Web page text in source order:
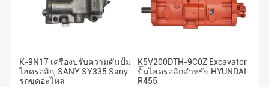
K-9N17 เครื่องปรับความดันปั๊ม
ไฮดรอลิก, SANY SY335 Sany
รถขุดอะไหล่
K5V200DTH-9C0Z Excavator
ปั๊มไฮดรอลิกสำหรับ HYUNDAI
R455